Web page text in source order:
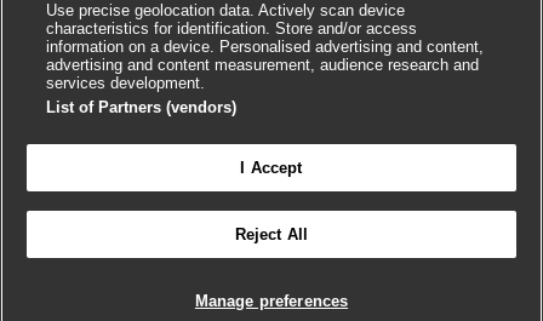
Conectar-se para acessar todo o BMJ Best Practice

Use precise geolocation data. Actively scan device
characteristics for identification. Store and/or access
information on a device. Personalised advertising and content,
advertising and content measurement, audience research and
services development.
List of Partners (vendors)
I Accept
Reject All
Manage preferences